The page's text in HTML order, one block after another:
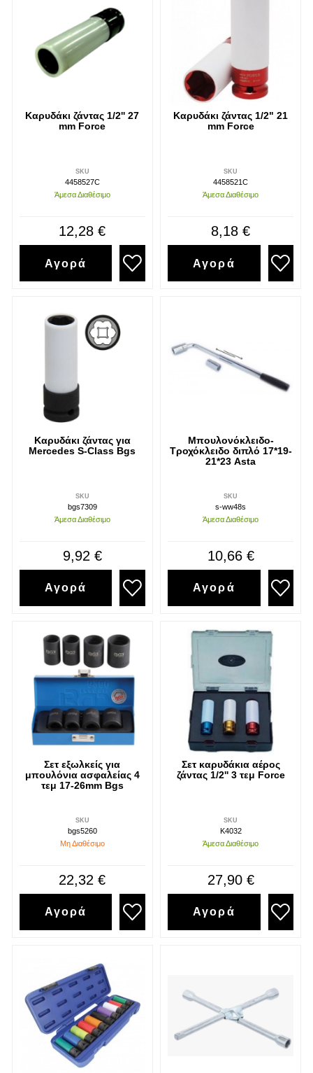
Καρυδάκι ζάντας 1/2'' 27
mm Force
SKU
4458527C
Άμεσα Διαθέσιμο
12,28 €
Αγορά
Καρυδάκι ζάντας 1/2" 21
mm Force
SKU
4458521C
Άμεσα Διαθέσιμο
8,18 €
Αγορά
Καρυδάκι ζάντας για
Mercedes S-Class Bgs
SKU
bgs7309
Άμεσα Διαθέσιμο
9,92 €
Αγορά
Μπουλονόκλειδο-
Τροχόκλειδο διπλό 17*19-
21*23 Asta
SKU
s-ww48s
Άμεσα Διαθέσιμο
10,66 €
Αγορά
Σετ εξωλκείς για
μπουλόνια ασφαλείας 4
τεμ 17-26mm Bgs
SKU
bgs5260
Μη Διαθέσιμο
22,32 €
Αγορά
Σετ καρυδάκια αέρος
ζάντας 1/2'' 3 τεμ Force
SKU
K4032
Άμεσα Διαθέσιμο
27,90 €
Αγορά